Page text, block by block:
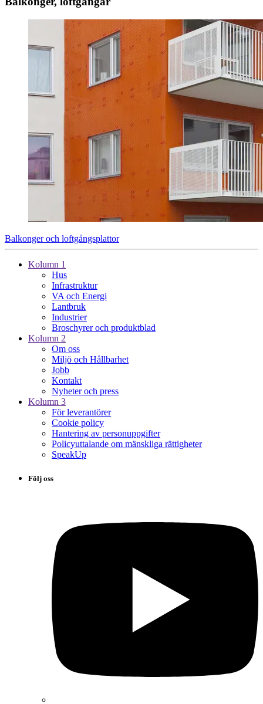
Balkonger och loftgångsplattor
Kolumn 1
Hus
Infrastruktur
VA och Energi
Lantbruk
Industrier
Broschyrer och produktblad
Kolumn 2
Om oss
Miljö och Hållbarhet
Jobb
Kontakt
Nyheter och press
Kolumn 3
För leverantörer
Cookie policy
Hantering av personuppgifter
Policyuttalande om mänskliga rättigheter
SpeakUp
Följ oss